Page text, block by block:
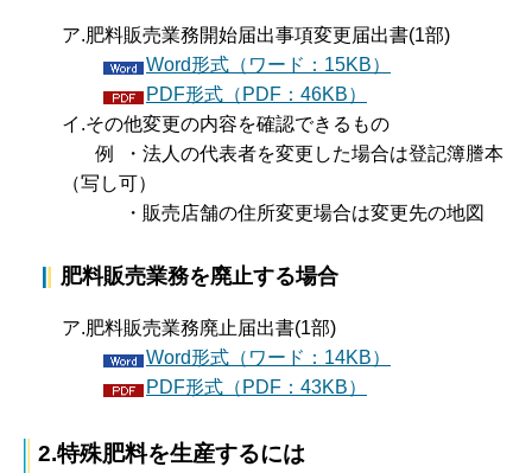
ア.肥料販売業務開始届出事項変更届出書(1部)
Word形式（ワード：15KB）
PDF形式（PDF：46KB）
イ.その他変更の内容を確認できるもの
例 ・法人の代表者を変更した場合は登記簿謄本
（写し可）
・販売店舗の住所変更場合は変更先の地図
肥料販売業務を廃止する場合
ア.肥料販売業務廃止届出書(1部)
Word形式（ワード：14KB）
PDF形式（PDF：43KB）
2.特殊肥料を生産するには